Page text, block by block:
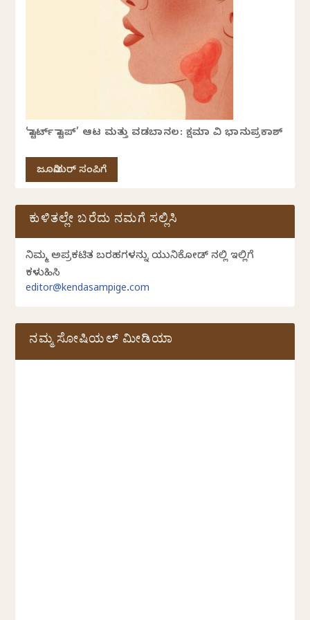
‘ಸ್ಟಾರ್ಟ್ ಸ್ಟಾಪ್’ ಆಟ ಮತ್ತು ವಡಬಾನಲ: ಕ್ಷಮಾ ವಿ ಭಾನುಪ್ರಕಾಶ್
ಜೂನಿಯರ್ ಸಂಪಿಗೆ
ಕುಳಿತಲ್ಲೇ ಬರೆದು ನಮಗೆ ಸಲ್ಲಿಸಿ
ನಿಮ್ಮ ಅಪ್ರಕಟಿತ ಬರಹಗಳನ್ನು ಯುನಿಕೋಡ್ ನಲ್ಲಿ ಇಲ್ಲಿಗೆ
ಕಳುಹಿಸಿ
editor@kendasampige.com
ನಮ್ಮ ಸೋಷಿಯಲ್‌ ಮೀಡಿಯಾ